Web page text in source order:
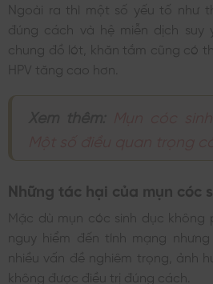
Ngoài ra thì một số yếu tố như
đúng cách và hệ miễn dịch suy
chung đồ lót, khăn tắm cũng có
HPV tăng cao hơn.
Những tác hại của mụn cóc
Mặc dù mụn cóc sinh dục không
nguy hiểm đến tính mạng
nhiều vấn đề nghiêm trọng, ảnh
không được điều trị đúng cách.